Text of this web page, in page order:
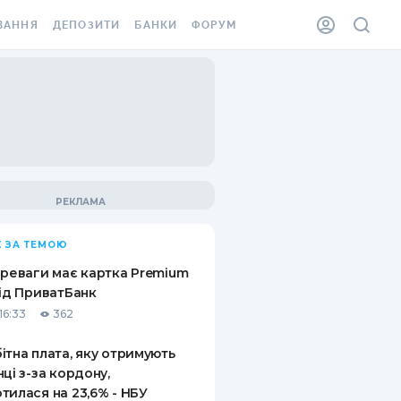
ВІНЬЄТКА
ВІД
ВИПАДКІВ
ДЕПОЗИТИ
ПИТАННЯ ТА ВІДПОВІДІ
ПУТІВНИКИ ПО
БАНКИ ФОРУМ
ЗА ТЕМОЮ
має картка Premium
ПриватБанк
362
плата, яку отримують
з-за кордону,
на 23,6% - НБУ